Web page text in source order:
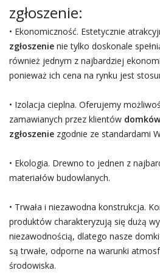
zgłoszenie:
• Ekonomiczność. Estetycznie
zgłoszenienie tylko doskonale
również jednym z najbardziej
ponieważ ich cena na rynku jest
• Izolacja cieplna. Oferujemy
zamawianych przez klientów
zgłoszeniezgodnie ze standardami
• Ekologia. Drewno to jednen z
materiałów budowlanych.
• Trwała i niezawodna konstrukcja.
produktów charakteryzują się dużą
niezawodnością, dlatego nasze
są trwałe, odporne na warunki
środowiska.